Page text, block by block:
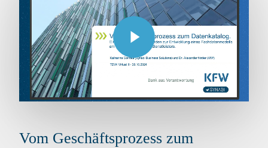
Play Video
Vom Geschäftsprozess zum